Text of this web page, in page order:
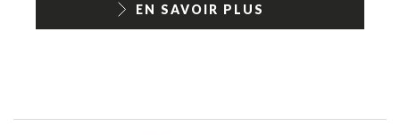
EN SAVOIR PLUS